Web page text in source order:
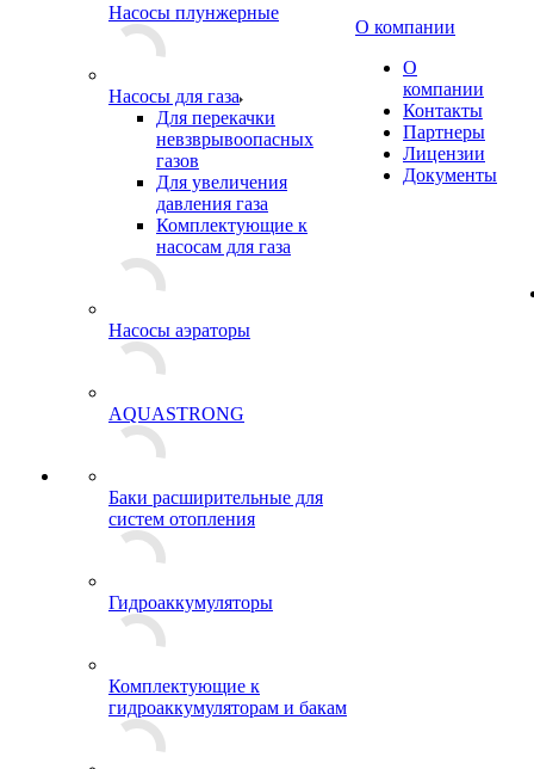
Насосы плунжерные
Насосы для газа
Для перекачки
невзврывоопасных
газов
Для увеличения
давления газа
Комплектующие к
насосам для газа
Насосы аэраторы
AQUASTRONG
Баки расширительные для
систем отопления
Гидроаккумуляторы
Комплектующие к
гидроаккумуляторам и бакам
О компании
О
компании
Контакты
Партнеры
Лицензии
Документы